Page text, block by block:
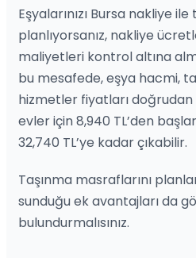
Eşyalarınızı Bursa nakliye ile
planlıyorsanız, nakliye
maliyetleri kontrol altına
bu mesafede, eşya hacmi,
hizmetler fiyatları doğrudan
evler için 8,940 TL’den
32,740 TL’ye kadar çıkabilir.
Taşınma masraflarını
sunduğu ek avantajları da
bulundurmalısınız.